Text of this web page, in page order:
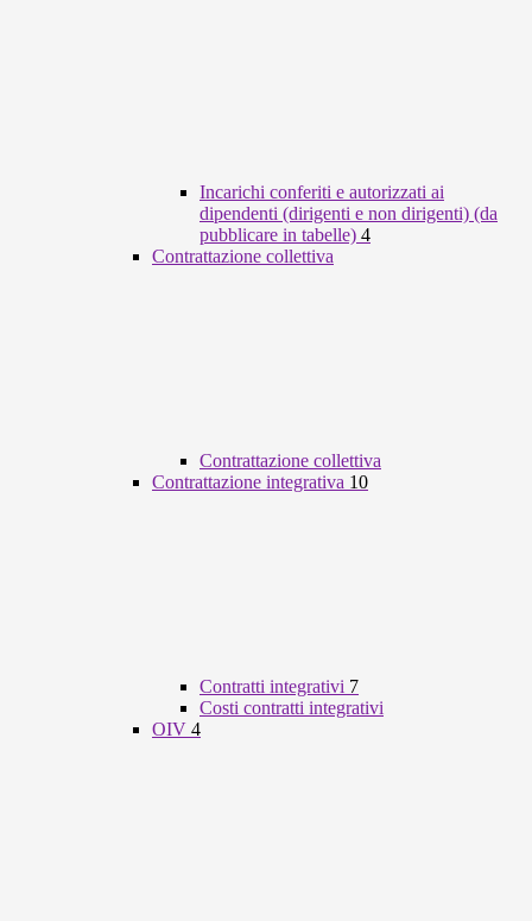
Incarichi conferiti e autorizzati ai
dipendenti (dirigenti e non dirigenti) (da
pubblicare in tabelle) 4
Contrattazione collettiva
Contrattazione collettiva
Contrattazione integrativa 10
Contratti integrativi 7
Costi contratti integrativi
OIV 4